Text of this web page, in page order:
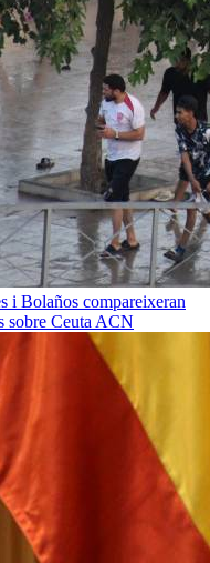
i Bolaños compareixeran
sobre Ceuta ACN